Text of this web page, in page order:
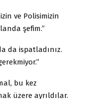
ve Polisimizin
şefim.”
da ispatladınız.
bu kez
üzere ayrıldılar.